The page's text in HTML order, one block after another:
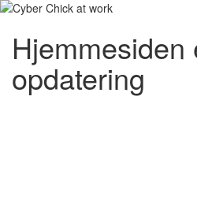
Hjemmesiden
opdatering